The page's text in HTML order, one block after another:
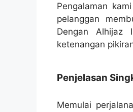
Pengalaman
pelanggan
Dengan Alhijaz
ketenangan
Penjelasan
Memulai